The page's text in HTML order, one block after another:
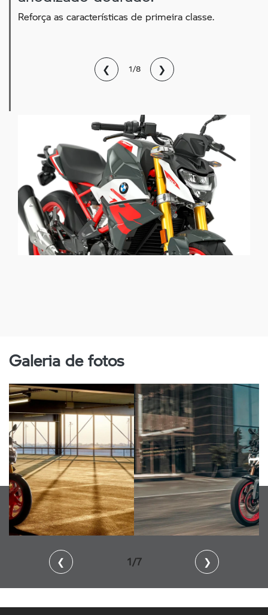
Reforça as características de primeira classe.
❮ 1/8 ❯
Galeria de fotos
❮ 2/7 ❯